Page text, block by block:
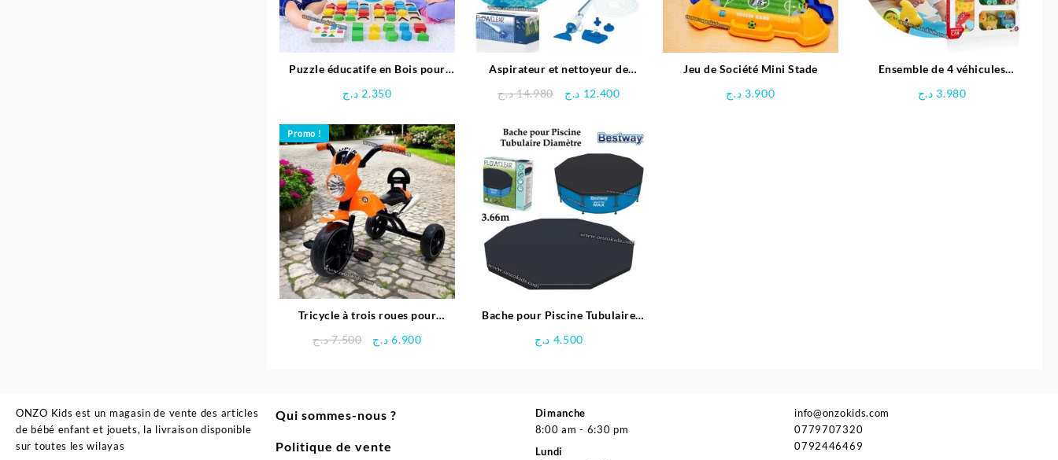
Puzzle éducatife en Bois pour
2.350 د.ج
Aspirateur et nettoyeur de
14.980 د.ج
Le
initial
était :
14.980 د.ج.
12.400 د.ج
Le
est :
Jeu de Société Mini Stade
3.900 د.ج
Ensemble de 4 véhicules
HUANGER
3.980 د.ج
Promo !
Tricycle à trois roues pour
7.500 د.ج
Le
6.900 د.ج
Le
Bache pour Piscine Tubulaire
4.500 د.ج
ONZO Kids est un magasin de vente des articles
de bébé enfant et jouets, la livraison disponible
sur toutes les wilayas
Qui sommes-nous ?
Politique de vente
Dimanche
8:00 am - 6:30 pm
Lundi
info@onzokids.com
0779707320
0792446469